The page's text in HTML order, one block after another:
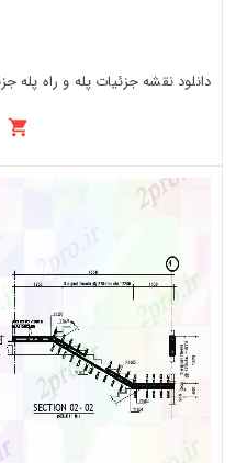
دانلود نقشه جزئیات پله و راه پله